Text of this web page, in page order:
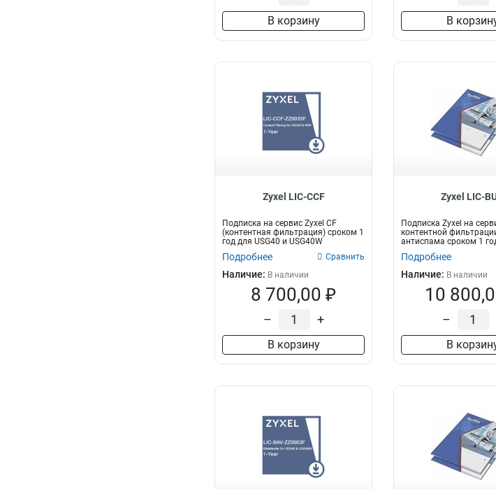
В корзину В
Zyxel LIC-CCF
Подписка на сервис Zyxel CF
(контентная фильтрация) сроком 1
год для USG40 и USG40W
Подробнее Сравнить
Наличие: В наличии
8 700,00 ₽
– +
В корзину
Zyxel LIC-
Подписка Zyxel на
контентной
антиспама сроком 1
FLEX 100
Подробнее
Наличие: В наличии
10
–
В